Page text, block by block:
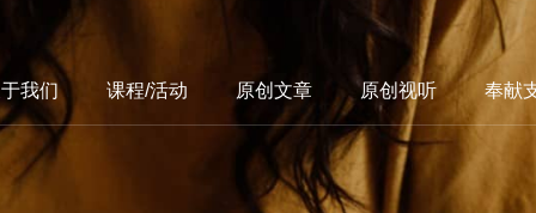
我们 课程/活动 原创文章 原创视听 奉献